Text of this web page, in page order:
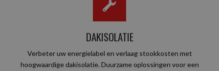
DAKISOLATIE
Verbeter uw energielabel en verlaag stookkosten met
hoogwaardige dakisolatie. Duurzame oplossingen voor een